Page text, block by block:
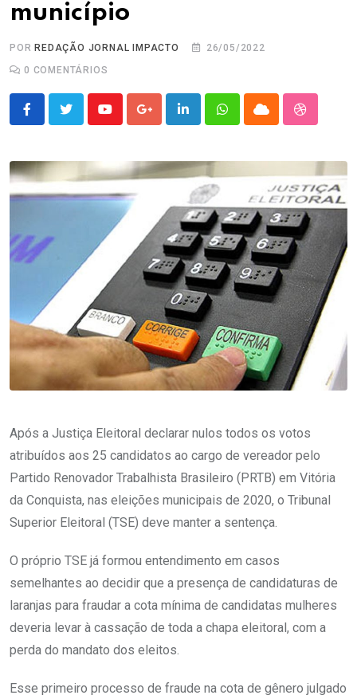
município
POR REDAÇÃO JORNAL IMPACTO
26/05/2022
0 COMENTÁRIOS
YoutubeGoogle+LinkedInWhatsappCloud
Após a Justiça Eleitoral declarar nulos todos os votos
atribuídos aos 25 candidatos ao cargo de vereador pelo
Partido Renovador Trabalhista Brasileiro (PRTB) em Vitória
da Conquista, nas eleições municipais de 2020, o Tribunal
Superior Eleitoral (TSE) deve manter a sentença.
O próprio TSE já formou entendimento em casos
semelhantes ao decidir que a presença de candidaturas de
laranjas para fraudar a cota mínima de candidatas mulheres
deveria levar à cassação de toda a chapa eleitoral, com a
perda do mandato dos eleitos.
Esse primeiro processo de fraude na cota de gênero julgado